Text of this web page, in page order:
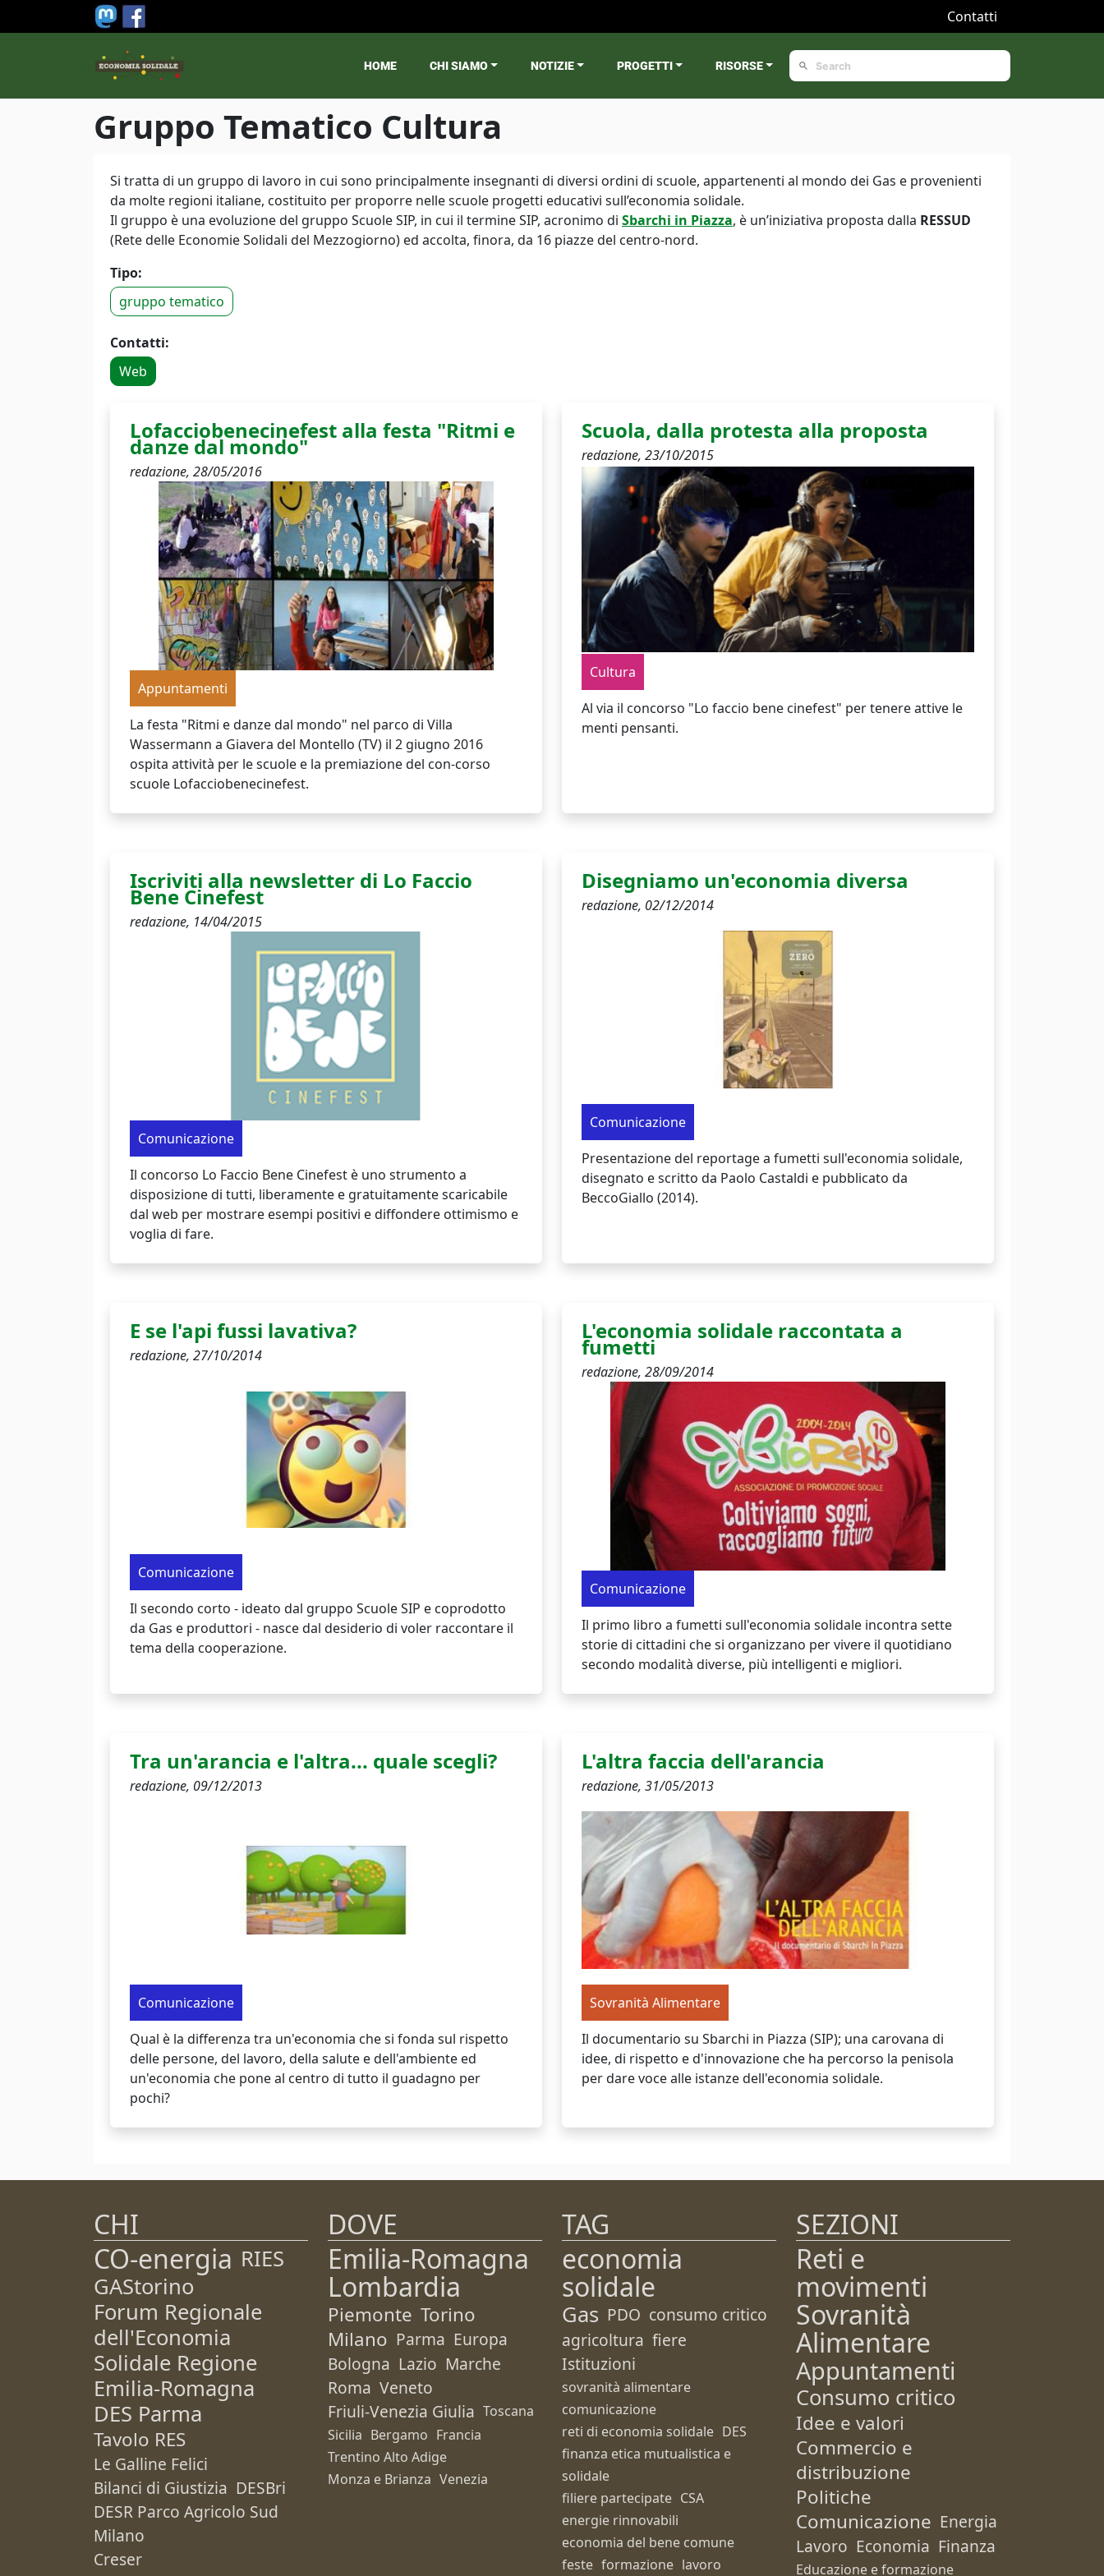
Salta al contenuto principale Contatti
Main menu
HOME CHI SIAMO NOTIZIE PROGETTI RISORSE
Gruppo Tematico Cultura
Si tratta di un gruppo di lavoro in cui sono principalmente insegnanti di diversi ordini di scuole, appartenenti al mondo dei Gas e provenienti
da molte regioni italiane, costituito per proporre nelle scuole progetti educativi sull’economia solidale.
Il gruppo è una evoluzione del gruppo Scuole SIP, in cui il termine SIP, acronimo di Sbarchi in Piazza, è un’iniziativa proposta dalla RESSUD
(Rete delle Economie Solidali del Mezzogiorno) ed accolta, finora, da 16 piazze del centro-nord.
Tipo:
gruppo tematico
Contatti:
Web
Lofacciobenecinefest alla festa "Ritmi e
danze dal mondo"
redazione, 28/05/2016
Appuntamenti
La festa "Ritmi e danze dal mondo" nel parco di Villa
Wassermann a Giavera del Montello (TV) il 2 giugno 2016
ospita attività per le scuole e la premiazione del con-corso
scuole Lofacciobenecinefest.
Scuola, dalla protesta alla proposta
redazione, 23/10/2015
Cultura
Al via il concorso "Lo faccio bene cinefest" per tenere attive le
menti pensanti.
Iscriviti alla newsletter di Lo Faccio
Bene Cinefest
redazione, 14/04/2015
Comunicazione
Il concorso Lo Faccio Bene Cinefest è uno strumento a
disposizione di tutti, liberamente e gratuitamente scaricabile
dal web per mostrare esempi positivi e diffondere ottimismo e
voglia di fare.
Disegniamo un'economia diversa
redazione, 02/12/2014
Comunicazione
Presentazione del reportage a fumetti sull'economia solidale,
disegnato e scritto da Paolo Castaldi e pubblicato da
BeccoGiallo (2014).
E se l'api fussi lavativa?
redazione, 27/10/2014
Comunicazione
Il secondo corto - ideato dal gruppo Scuole SIP e coprodotto
da Gas e produttori - nasce dal desiderio di voler raccontare il
tema della cooperazione.
L'economia solidale raccontata a
fumetti
redazione, 28/09/2014
Comunicazione
Il primo libro a fumetti sull'economia solidale incontra sette
storie di cittadini che si organizzano per vivere il quotidiano
secondo modalità diverse, più intelligenti e migliori.
Tra un'arancia e l'altra... quale scegli?
redazione, 09/12/2013
Comunicazione
Qual è la differenza tra un'economia che si fonda sul rispetto
delle persone, del lavoro, della salute e dell'ambiente ed
un'economia che pone al centro di tutto il guadagno per
pochi?
L'altra faccia dell'arancia
redazione, 31/05/2013
Sovranità Alimentare
Il documentario su Sbarchi in Piazza (SIP); una carovana di
idee, di rispetto e d'innovazione che ha percorso la penisola
per dare voce alle istanze dell'economia solidale.
CHI
CO-energia RIES
GAStorino
Forum Regionale
dell'Economia
Solidale Regione
Emilia-Romagna
DES Parma
Tavolo RES
Le Galline Felici
Bilanci di Giustizia DESBri
DESR Parco Agricolo Sud
Milano
Creser
DOVE
Emilia-Romagna
Lombardia
Piemonte Torino
Milano Parma Europa
Bologna Lazio Marche
Roma Veneto
Friuli-Venezia Giulia Toscana
Sicilia Bergamo Francia
Trentino Alto Adige
Monza e Brianza Venezia
TAG
economia
solidale
Gas PDO consumo critico
agricoltura fiere
Istituzioni
sovranità alimentare
comunicazione
reti di economia solidale DES
finanza etica mutualistica e
solidale
filiere partecipate CSA
energie rinnovabili
economia del bene comune
feste formazione lavoro
SEZIONI
Reti e
movimenti
Sovranità
Alimentare
Appuntamenti
Consumo critico
Idee e valori
Commercio e
distribuzione
Politiche
Comunicazione Energia
Lavoro Economia Finanza
Educazione e formazione